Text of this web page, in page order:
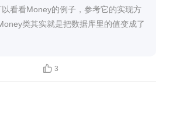
看看Money的例子，参考它的实现方
类其实就是把数据库里的值变成了
 3